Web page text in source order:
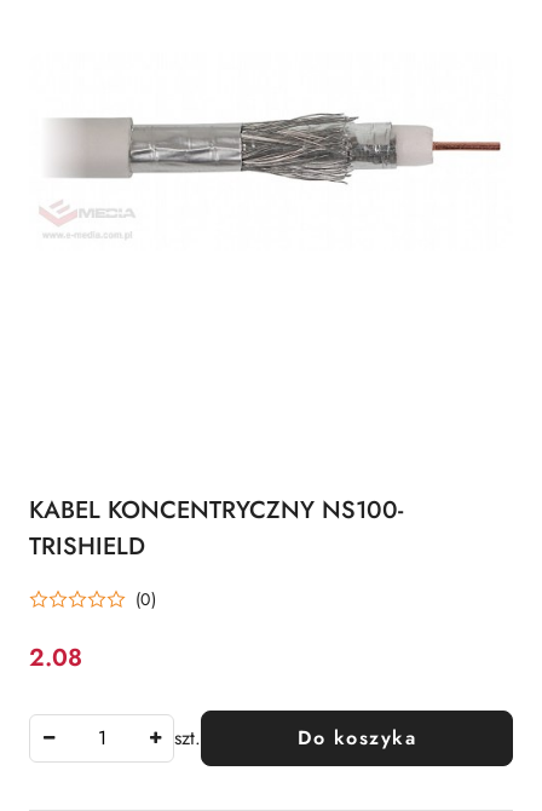
KABEL KONCENTRYCZNY NS100-
TRISHIELD
(0)
Cena:
2.08
szt. Do koszyka